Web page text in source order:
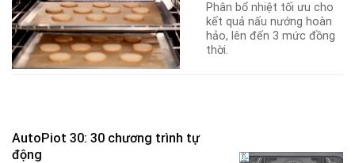
Phân bổ nhiệt tối ưu cho
kết quả nấu nướng hoàn
hảo, lên đến 3 mức đồng
thời.
AutoPiot 30: 30 chương trình tự
động